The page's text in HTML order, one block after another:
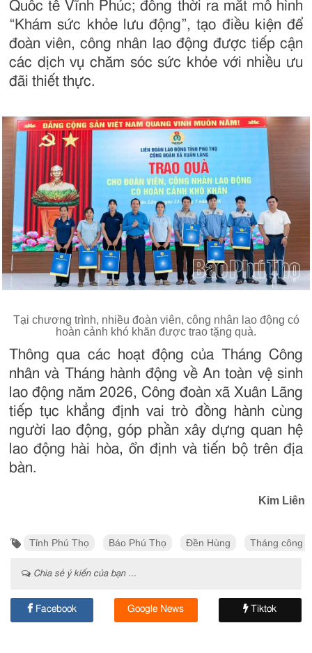
Quốc tế Vĩnh Phúc; đồng thời ra mắt mô hình
“Khám sức khỏe lưu động”, tạo điều kiện để
đoàn viên, công nhân lao động được tiếp cận
các dịch vụ chăm sóc sức khỏe với nhiều ưu
đãi thiết thực.
Tại chương trình, nhiều đoàn viên, công nhân lao động có
hoàn cảnh khó khăn được trao tặng quà.
Thông qua các hoạt động của Tháng Công
nhân và Tháng hành động về An toàn vệ sinh
lao động năm 2026, Công đoàn xã Xuân Lãng
tiếp tục khẳng định vai trò đồng hành cùng
người lao động, góp phần xây dựng quan hệ
lao động hài hòa, ổn định và tiến bộ trên địa
bàn.
Kim Liên
Tỉnh Phú Thọ Báo Phú Thọ Đền Hùng Tháng công
Chia sẻ ý kiến của bạn ...
Facebook Google News Tiktok